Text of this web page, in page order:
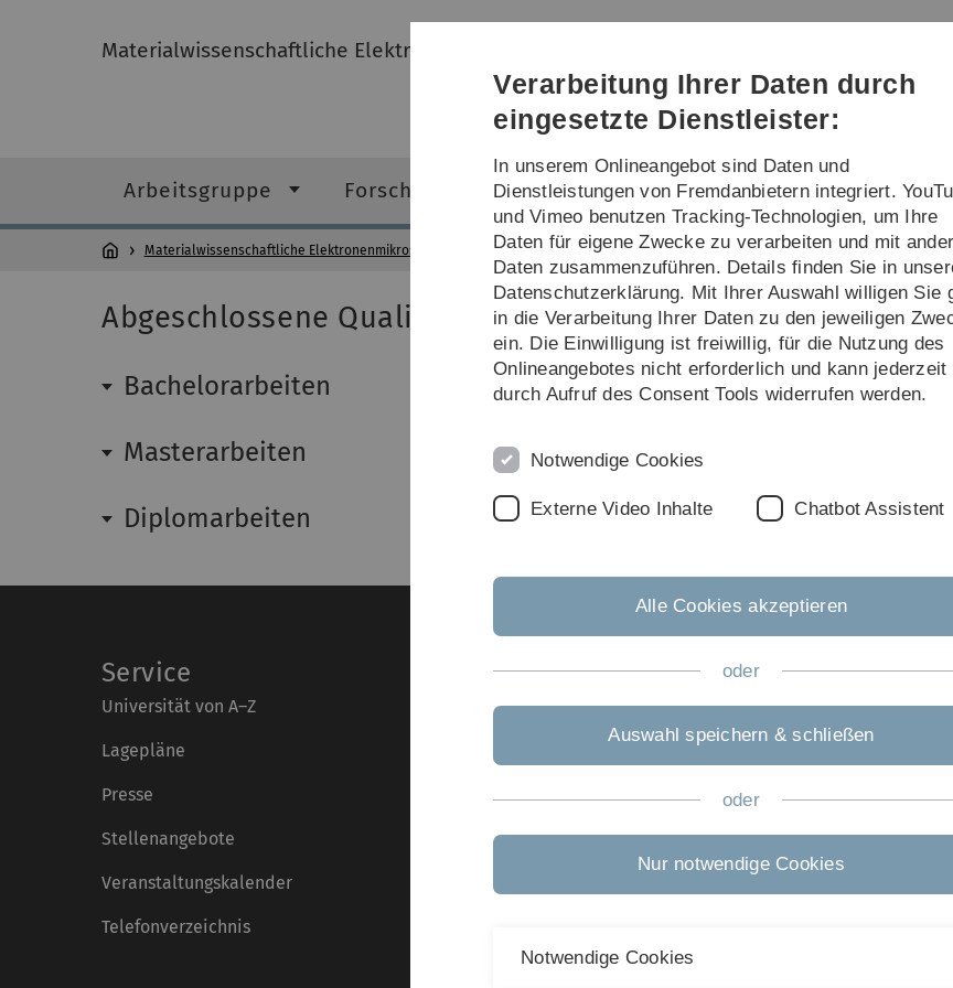
Direkt
Direkt
Direkt
(Sprache,
Drucken,
Social
Direkt
Direkt
Materialwissenschaftliche Elektronenmikroskopie
Arbeitsgruppe Forschung Lehre Service
Materialwissenschaftliche Elektronenmikroskopie Lehre Abgeschlossene Qualifizierungsarbeiten
Abgeschlossene Qualifizierungsarbeiten
Bachelorarbeiten
Masterarbeiten
Diplomarbeiten
Service
Universität von A–Z
Lagepläne
Presse
Stellenangebote
Veranstaltungskalender
Telefonverzeichnis
Rechtliche Hinweise
Impressum
Barrierefreiheit
Gebärdensprache
Verarbeitung Ihrer Daten durch
eingesetzte Dienstleister:
In unserem Onlineangebot sind Daten und
Dienstleistungen von Fremdanbietern integriert.
und Vimeo benutzen Tracking-Technologien, um Ihre
Daten für eigene Zwecke zu verarbeiten und mit
Daten zusammenzuführen. Details finden Sie in
Datenschutzerklärung. Mit Ihrer Auswahl willigen Sie
in die Verarbeitung Ihrer Daten zu den jeweiligen
ein. Die Einwilligung ist freiwillig, für die Nutzung des
Onlineangebotes nicht erforderlich und kann jederzeit
durch Aufruf des Consent Tools widerrufen werden.
Notwendige Cookies
Externe Video Inhalte Chatbot Assistent
Alle Cookies akzeptieren
oder
Auswahl speichern & schließen
oder
Nur notwendige Cookies
Notwendige Cookies